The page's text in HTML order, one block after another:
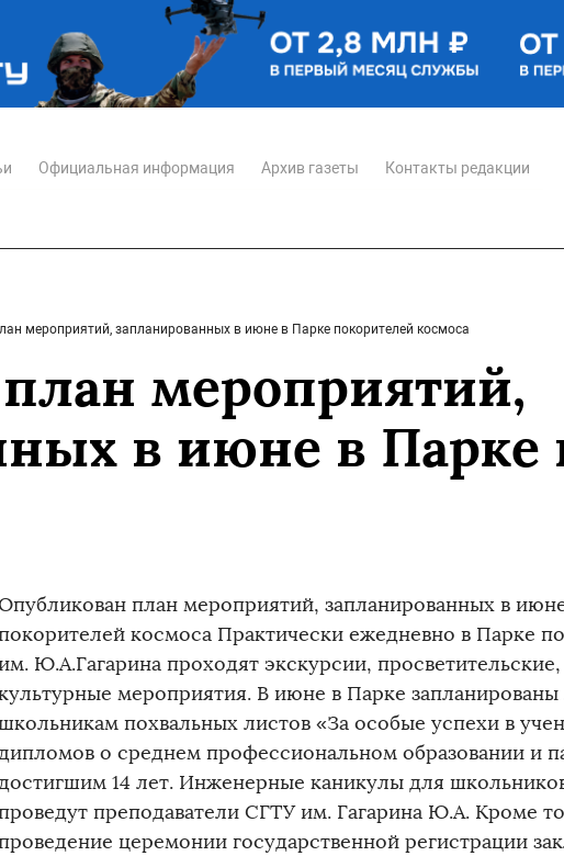
Официальная информация Архив газеты Контакты редакции
мероприятий, запланированных в июне в Парке покорителей космоса
мероприятий,
в июне в Парке
план мероприятий, запланированных в
космоса Практически ежедневно в Парке
Ю.А.Гагарина проходят экскурсии,
мероприятия. В июне в Парке запланированы
похвальных листов «За особые успехи в
о среднем профессиональном образовании и
14 лет. Инженерные каникулы для
преподаватели СГТУ им. Гагарина Ю.А. Кроме
церемонии государственной регистрации